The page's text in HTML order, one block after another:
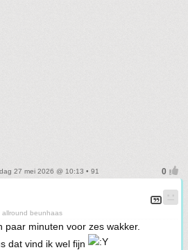
27 mei 2026 @ 10:13 • 91
allround beunhaas
paar minuten voor zes wakker.
dat vind ik wel fijn